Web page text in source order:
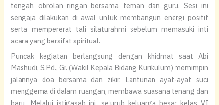
tengah obrolan ringan bersama teman dan guru. Sesi ini
sengaja dilakukan di awal untuk membangun energi positif
serta mempererat tali silaturahmi sebelum memasuki inti
acara yang bersifat spiritual.
Puncak kegiatan berlangsung dengan khidmat saat Abi
Mashudi, S.Pd., Gr. (Wakil Kepala Bidang Kurikulum) memimpin
jalannya doa bersama dan zikir. Lantunan ayat-ayat suci
menggema di dalam ruangan, membawa suasana tenang dan
haru. Melalui istigasah ini, seluruh keluarga besar kelas VI